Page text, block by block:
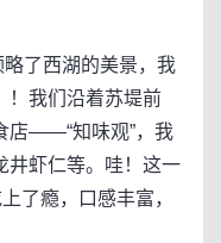
了西湖的美景，我
！我们沿着苏堤前
店——“知味观”，我
井虾仁等。哇！这一
了瘾，口感丰富，